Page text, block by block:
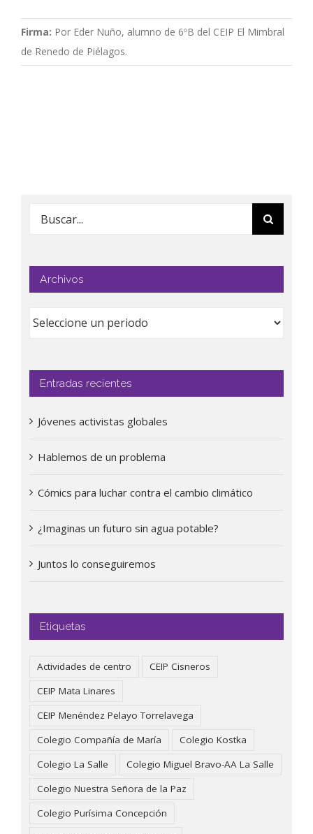
Firma: Por Eder Nuño, alumno de 6ºB del CEIP El Mimbral
de Renedo de Piélagos.
Buscar:
Archivos
Entradas recientes
Jóvenes activistas globales
Hablemos de un problema
Cómics para luchar contra el cambio climático
¿Imaginas un futuro sin agua potable?
Juntos lo conseguiremos
Etiquetas
Actividades de centro
CEIP Cisneros
CEIP Mata Linares
CEIP Menéndez Pelayo Torrelavega
Colegio Compañía de María
Colegio Kostka
Colegio La Salle
Colegio Miguel Bravo-AA La Salle
Colegio Nuestra Señora de la Paz
Colegio Purísima Concepción